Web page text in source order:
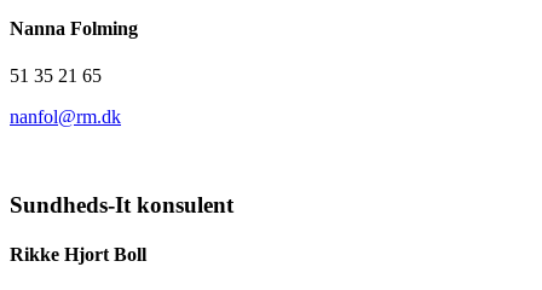
Nanna Folming
51 35 21 65
nanfol@rm.dk
Sundheds-It konsulent
Rikke Hjort Boll